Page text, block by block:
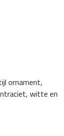
ornament,
witte en